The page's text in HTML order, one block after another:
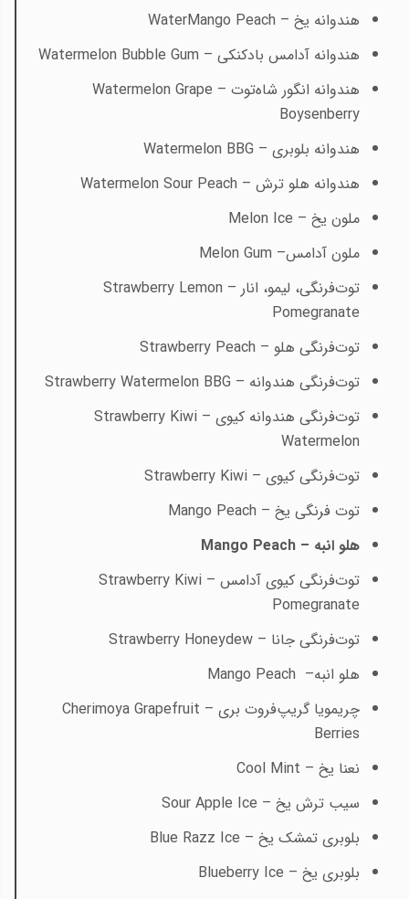
هندوانه یخ – WaterMango Peach
هندوانه آدامس بادکنکی – Watermelon Bubble Gum
هندوانه انگور شاه‌توت – Watermelon Grape
Boysenberry
هندوانه بلوبری – Watermelon BBG
هندوانه هلو ترش – Watermelon Sour Peach
ملون یخ – Melon Ice
ملون آدامس– Melon Gum
توت‌فرنگی، لیمو، انار – Strawberry Lemon
Pomegranate
توت‌فرنگی هلو – Strawberry Peach
توت‌فرنگی هندوانه – Strawberry Watermelon BBG
توت‌فرنگی هندوانه کیوی – Strawberry Kiwi
Watermelon
توت‌فرنگی کیوی – Strawberry Kiwi
توت فرنگی یخ – Mango Peach
هلو انبه – Mango Peach
توت‌فرنگی کیوی آدامس – Strawberry Kiwi
Pomegranate
توت‌فرنگی جانا – Strawberry Honeydew
هلو انبه–
چریمویا گریپ‌فروت بری – Cherimoya Grapefruit
Berries
نعنا یخ – Cool Mint
سیب ترش یخ – Sour Apple Ice
بلوبری تمشک یخ – Blue Razz Ice
بلوبری یخ – Blueberry Ice